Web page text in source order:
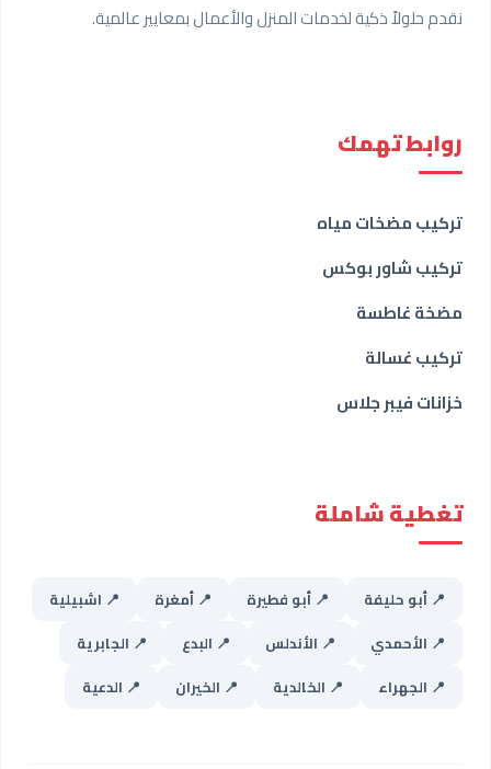
نقدم حلولاً ذكية لخدمات المنزل والأعمال بمعايير عالمية.
روابط تهمك
تركيب مضخات مياه
تركيب شاور بوكس
مضخة غاطسة
تركيب غسالة
خزانات فيبر جلاس
تغطية شاملة
📍 أبو حليفة 📍 أبو فطيرة 📍 أمغرة
📍 اشبيلية
📍 الأحمدي
📍 الأندلس 📍 البدع
📍 الجابرية
📍 الجهراء
📍 الخالدية 📍 الخيران 📍 الدعية